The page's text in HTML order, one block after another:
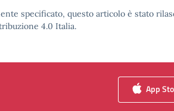
specificato, questo articolo è stato
4.0 Italia.
App